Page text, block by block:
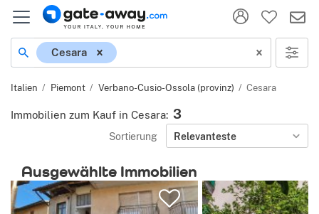
Ort
Cesara
Italien Piemont Verbano-Cusio-Ossola (provinz) Cesara
Immobilien zum Kauf in Cesara: 3
Sortierung Relevanteste
Ausgewählte Immobilien